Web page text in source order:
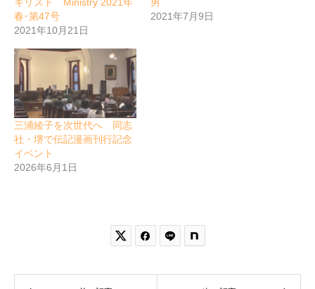
春･第47号
2021年10月21日
2021年7月9日
三浦綾子を次世代へ 同志
社・堺で伝記漫画刊行記念
イベント
2026年6月1日
 